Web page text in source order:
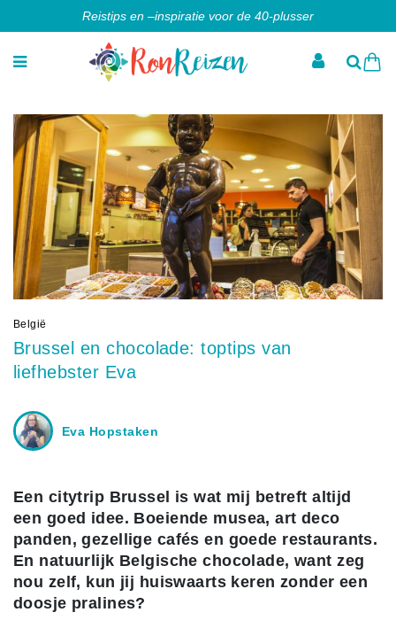
Reistips en –inspiratie voor de 40-plusser
België
Brussel en chocolade: toptips van
liefhebster Eva
Eva Hopstaken
Een citytrip Brussel is wat mij betreft altijd
een goed idee. Boeiende musea, art deco
panden, gezellige cafés en goede restaurants.
En natuurlijk Belgische chocolade, want zeg
nou zelf, kun jij huiswaarts keren zonder een
doosje pralines?